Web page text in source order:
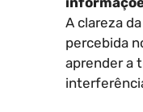
A clareza
percebida
aprender a